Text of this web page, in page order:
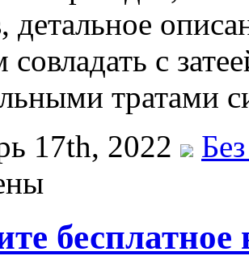
детальное
с
тратами
17th, 2022
бесплатное